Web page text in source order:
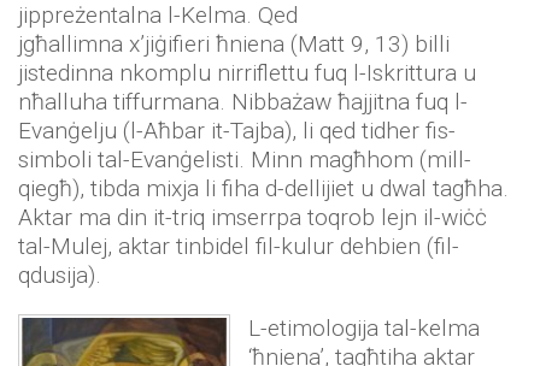
jippreżentalna l-Kelma. Qed
jgħallimna x’jiġifieri ħniena (Matt 9, 13) billi
jistedinna nkomplu nirriflettu fuq l-Iskrittura u
nħalluha tiffurmana. Nibbażaw ħajjitna fuq l-
Evanġelju (l-Aħbar it-Tajba), li qed tidher fis-
simboli tal-Evanġelisti. Minn magħhom (mill-
qiegħ), tibda mixja li fiha d-dellijiet u dwal tagħha.
Aktar ma din it-triq imserrpa toqrob lejn il-wiċċ
tal-Mulej, aktar tinbidel fil-kulur dehbien (fil-
qdusija).
L-etimologija tal-kelma
‘ħniena’, tagħtiha aktar